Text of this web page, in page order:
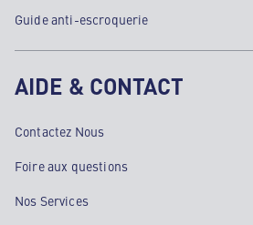
Guide anti-escroquerie
AIDE & CONTACT
Contactez Nous
Foire aux questions
Nos Services